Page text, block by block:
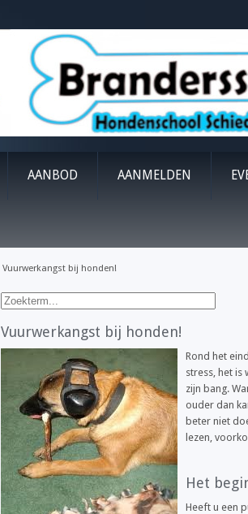
AANBOD AANMELDEN
Vuurwerkangst bij honden!
Vuurwerkangst bij honden!
Rond het
stress, het is
zijn bang.
ouder dan
beter niet
lezen,
Het
Heeft u een